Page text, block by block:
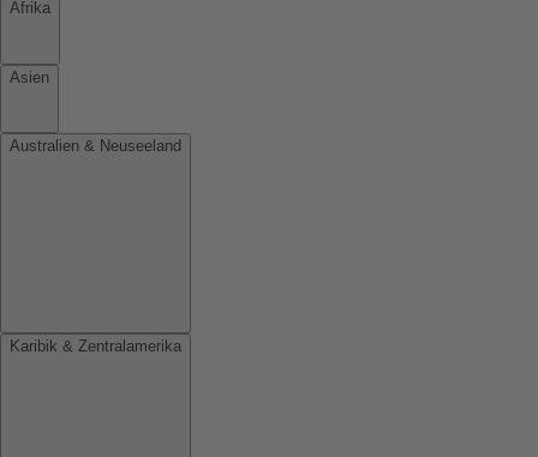
Afrika
Asien
Australien & Neuseeland
Karibik & Zentralamerika